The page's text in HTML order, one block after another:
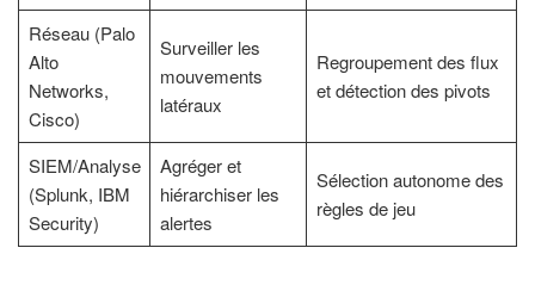
Réseau (Palo
Alto
Networks,
Cisco)
Surveiller les
mouvements
latéraux
Regroupement des flux
et détection des pivots
SIEM/Analyse
(Splunk, IBM
Security)
Agréger et
hiérarchiser les
alertes
Sélection autonome des
règles de jeu